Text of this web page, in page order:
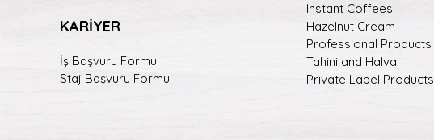
KARİYER
İş Başvuru Formu
Staj Başvuru Formu
Instant Coffees
Hazelnut Cream
Professional Products
Tahini and Halva
Private Label Products